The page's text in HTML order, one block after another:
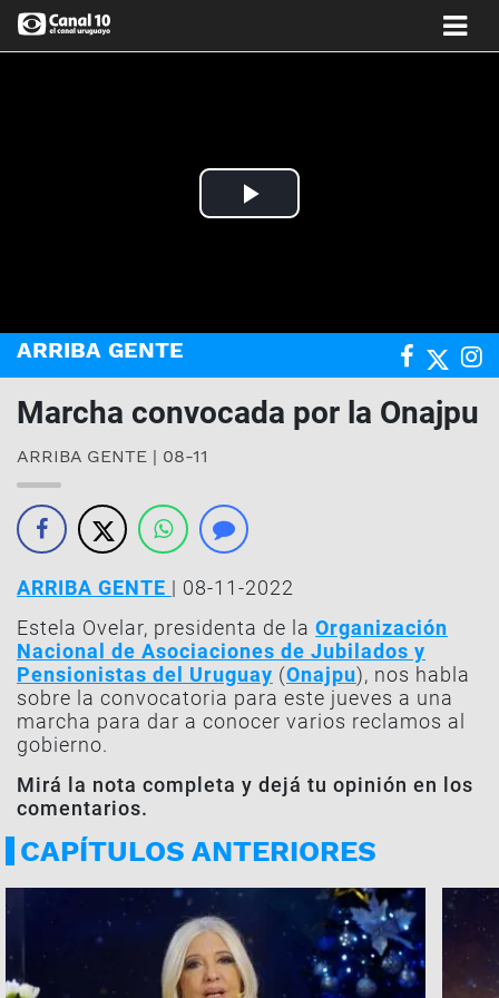
Play
ARRIBA GENTE
Marcha convocada por la Onajpu
ARRIBA GENTE | 08-11
ARRIBA GENTE | 08-11-2022
Estela Ovelar, presidenta de la Organización
Nacional de Asociaciones de Jubilados y
Pensionistas del Uruguay (Onajpu), nos habla
sobre la convocatoria para este jueves a una
marcha para dar a conocer varios reclamos al
gobierno.
Mirá la nota completa y dejá tu opinión en los
comentarios.
CAPÍTULOS ANTERIORES